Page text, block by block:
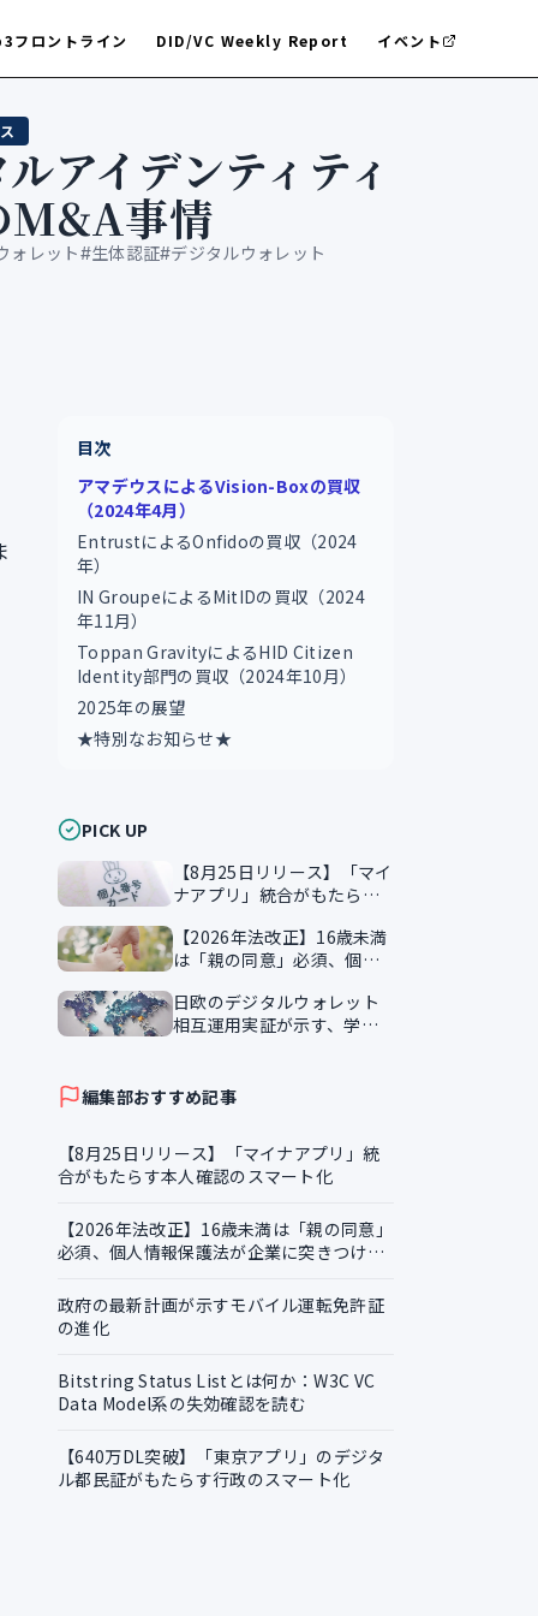
フロントライン DID/VC Weekly Report イベント
アイデンティティ
M&A事情
ォレット#生体認証#デジタルウォレット
目次
アマデウスによるVision-Boxの買収
（2024年4月）
EntrustによるOnfidoの買収（2024
年）
IN GroupeによるMitIDの買収（2024
年11月）
Toppan GravityによるHID Citizen
Identity部門の買収（2024年10月）
2025年の展望
★特別なお知らせ★
PICK UP
【8月25日リリース】「マイ
ナアプリ」統合がもたらす
【2026年法改正】16歳未満
は「親の同意」必須、個人
ける実務課題
日欧のデジタルウォレット
相互運用実証が示す、学習
編集部おすすめ記事
【8月25日リリース】「マイナアプリ」統
合がもたらす本人確認のスマート化
【2026年法改正】16歳未満は「親の同意」
必須、個人情報保護法が企業に突きつける
政府の最新計画が示すモバイル運転免許証
の進化
Bitstring Status Listとは何か：W3C VC
Data Model系の失効確認を読む
【640万DL突破】「東京アプリ」のデジタ
ル都民証がもたらす行政のスマート化